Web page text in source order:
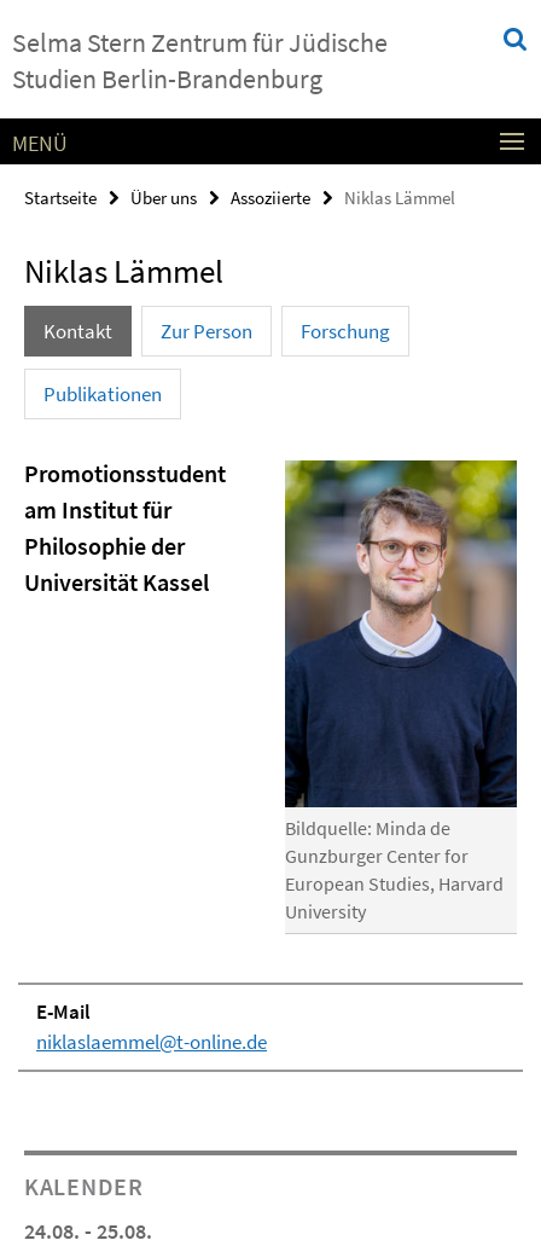
direkt
zu
Selma Stern Zentrum für Jüdische
Studien Berlin-Brandenburg
Service-
Navigation
MENÜ
Startseite Über uns Assoziierte Niklas Lämmel
Niklas Lämmel
Kontakt Zur Person Forschung
Publikationen
Bildquelle: Minda de
Gunzburger Center for
European Studies, Harvard
University
Promotionsstudent
am Institut für
Philosophie der
Universität Kassel
E-Mail
niklaslaemmel@t-online.de
KALENDER
24.08. - 25.08.